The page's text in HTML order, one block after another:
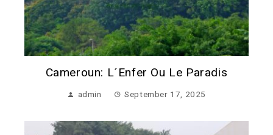
Cameroun: L´enfer Ou Le Paradis
admin September 17, 2025